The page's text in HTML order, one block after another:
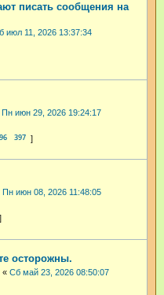
писать сообщения на
июл 11, 2026 13:37:34
Пн июн 29, 2026 19:24:17
397
Пн июн 08, 2026 11:48:05
осторожны.
« Сб май 23, 2026 08:50:07